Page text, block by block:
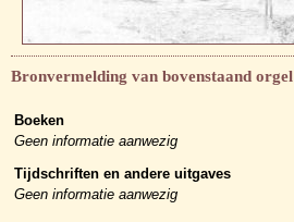
Bronvermelding van bovenstaand orgel
Boeken
Geen informatie aanwezig
Tijdschriften en andere uitgaves
Geen informatie aanwezig